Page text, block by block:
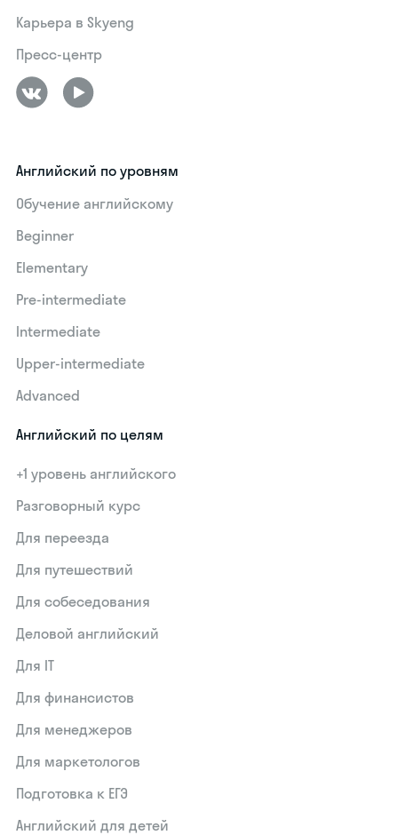
Карьера в Skyeng
Пресс-центр
Английский по уровням
Обучение английскому
Beginner
Elementary
Pre-intermediate
Intermediate
Upper-intermediate
Advanced
Английский по целям
+1 уровень английского
Разговорный курс
Для переезда
Для путешествий
Для собеседования
Деловой английский
Для IT
Для финансистов
Для менеджеров
Для маркетологов
Подготовка к ЕГЭ
Английский для детей